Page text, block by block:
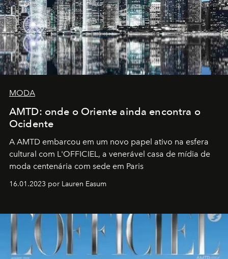
MODA
AMTD: onde o Oriente ainda encontra o
Ocidente
A AMTD embarcou em um novo papel ativo na esfera
cultural com L'OFFICIEL, a venerável casa de mídia de
moda centenária com sede em Paris
16.01.2023 por Lauren Easum